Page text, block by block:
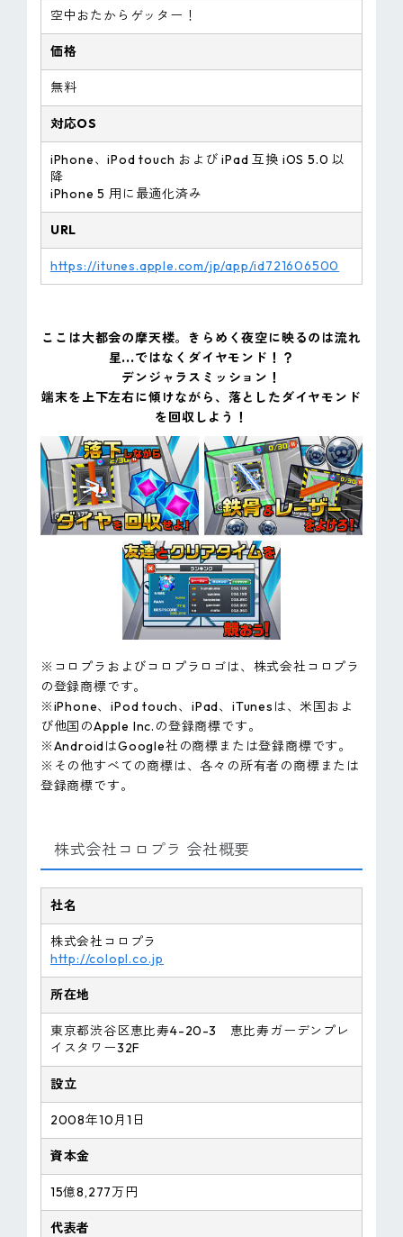
空中おたからゲッター！
価格
無料
対応OS
iPhone、iPod touch および iPad 互換 iOS 5.0 以
降
iPhone 5 用に最適化済み
URL
https://itunes.apple.com/jp/app/id721606500
ここは大都会の摩天楼。きらめく夜空に映るのは流れ
星...ではなくダイヤモンド！？
デンジャラスミッション！
端末を上下左右に傾けながら、落としたダイヤモンド
を回収しよう！
※コロプラおよびコロプラロゴは、株式会社コロプラ
の登録商標です。
※iPhone、iPod touch、iPad、iTunesは、米国およ
び他国のApple Inc.の登録商標です。
※AndroidはGoogle社の商標または登録商標です。
※その他すべての商標は、各々の所有者の商標または
登録商標です。
株式会社コロプラ 会社概要
社名
株式会社コロプラ
http://colopl.co.jp
所在地
東京都渋谷区恵比寿4-20-3 恵比寿ガーデンプレ
イスタワー32F
設立
2008年10月1日
資本金
15億8,277万円
代表者